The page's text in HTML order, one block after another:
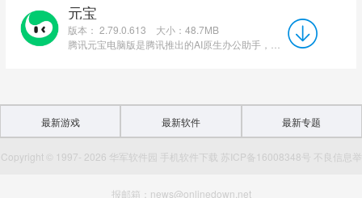
元宝
版本： 2.79.0.613
大小：48.7MB
最新游戏 最新软件 最新专题
Copyright © 1997- 2026 华军软件园 手机软件下载 苏ICP备16008348号 不良信息举
报邮箱：news@onlinedown.net